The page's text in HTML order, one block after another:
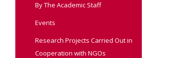
By The Academic Staff
Events
Research Projects Carried Out in
Cooperation with NGOs